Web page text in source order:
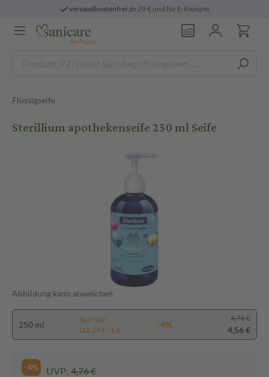
versandkostenfreiab 29 € und für E-Rezepte
Flüssigseife
Sterillium apothekenseife 250 ml Seife
Abbildung kann abweichen
250 ml
Spartipp
(18,24 € / 1 l)
-4%
4,76 €
4,56 €
-4% UVP: 4,76 €